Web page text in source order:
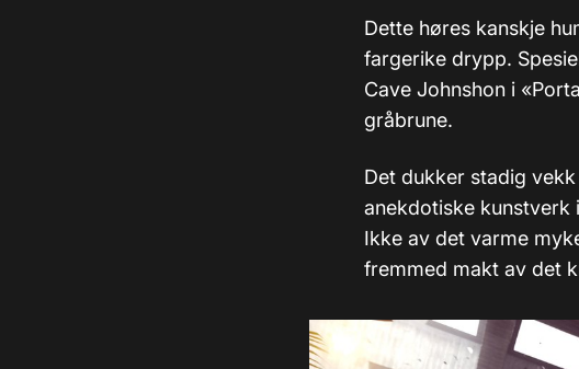
Dette høres kanskje
fargerike drypp.
Cave Johnshon i
gråbrune.
Det dukker stadig
anekdotiske kunstverk
Ikke av det varme
fremmed makt av det